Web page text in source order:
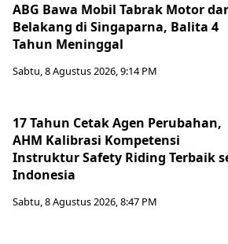
ABG Bawa Mobil Tabrak Motor
Belakang di Singaparna, Balita 4
Tahun Meninggal
Sabtu, 8 Agustus 2026, 9:14 PM
17 Tahun Cetak Agen Perubahan,
AHM Kalibrasi Kompetensi
Instruktur Safety Riding Terbaik
Indonesia
Sabtu, 8 Agustus 2026, 8:47 PM